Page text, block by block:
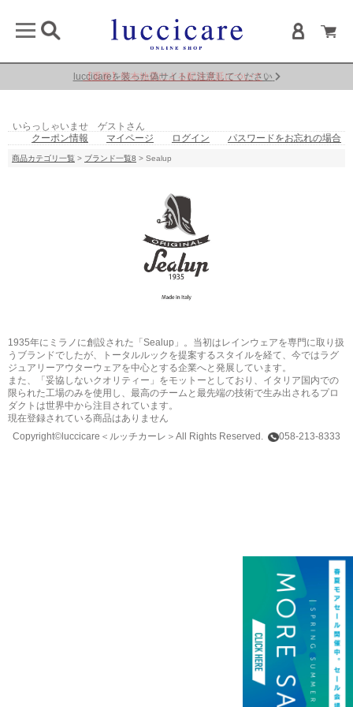
【重要】熊本地震による配送遅延について
luccicareを装った偽サイトに注意してください
いらっしゃいませ ゲストさん
クーポン情報
マイページ ログイン パスワードをお忘れの場合
商品カテゴリ一覧 > ブランド一覧8 > Sealup
1935年にミラノに創設された「Sealup」。当初はレインウェアを専門に取り扱
うブランドでしたが、トータルルックを提案するスタイルを経て、今ではラグ
ジュアリーアウターウェアを中心とする企業へと発展しています。
また、「妥協しないクオリティー」をモットーとしており、イタリア国内での
限られた工場のみを使用し、最高のチームと最先端の技術で生み出されるプロ
ダクトは世界中から注目されています。
現在登録されている商品はありません
Copyright©luccicare ＜ルッチカーレ＞ All Rights Reserved. 058-213-8333